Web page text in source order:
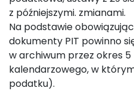
z późniejszymi. zmianami.
Na podstawie
dokumenty PIT powinno
w archiwum przez okres
kalendarzowego, w
podatku).